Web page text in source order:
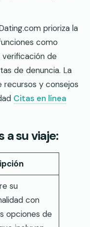
prioriza la
como
de
de denuncia. La
y consejos
Citas en línea
a su viaje:
su
con
opciones de